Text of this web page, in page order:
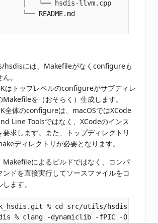
│   └── hsdis-llvm.cpp
└── README.md
hsdisには、Makefileがなくconfigureも
。
はトップレベルのconfigureがサブディレ
Makefileを（おそらく）生成します。
全体のconfigureは、macOSではXCode
Line Toolsではなく、XCodeのインス
要求します。また、トップディレクトリ
ディレクトリが必要となります。
Makefileによるビルドではなく、コンパ
ンドを直接実行してソースファイルをコ
ます。
% cd src/utils/hsdis
% clang -dynamiclib -fPIC -O2 \